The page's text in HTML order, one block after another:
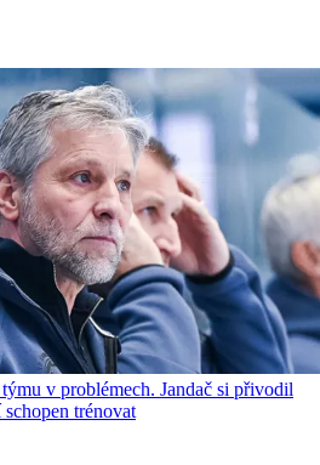
v problémech. Jandač si přivodil
trénovat